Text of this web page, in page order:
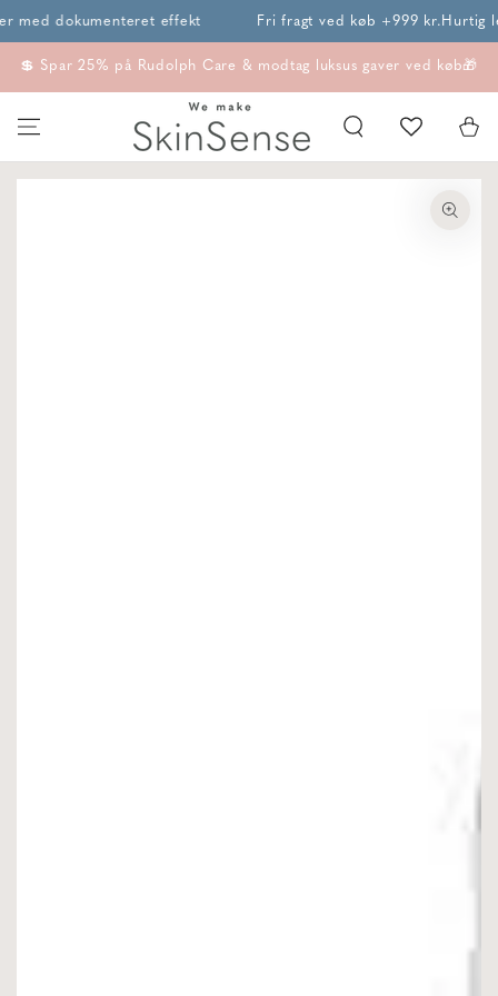
SPRING TIL
INDHOLD
dokumenteret effekt Fri fragt ved køb +999 kr. Hurtig
💲 Spar 25% på Rudolph Care & modtag luksus gaver ved køb🎁
Kurv